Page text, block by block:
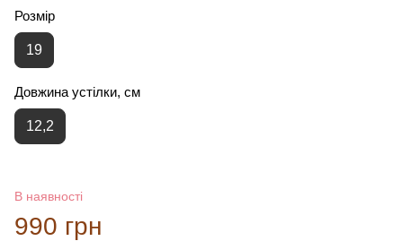
Розмір
19
Довжина устілки, см
12,2
В наявності
990 грн